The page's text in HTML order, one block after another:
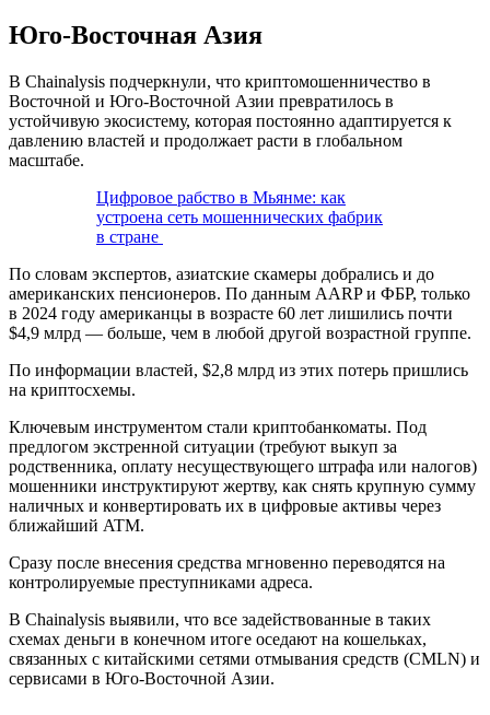
Юго-Восточная Азия
В Chainalysis подчеркнули, что криптомошенничество в
Восточной и Юго-Восточной Азии превратилось в
устойчивую экосистему, которая постоянно адаптируется к
давлению властей и продолжает расти в глобальном
масштабе.
Цифровое рабство в Мьянме: как
устроена сеть мошеннических фабрик
в стране
По словам экспертов, азиатские скамеры добрались и до
американских пенсионеров. По данным AARPи ФБР, только
в 2024 году американцы в возрасте 60 лет лишились почти
$4,9 млрд — больше, чем в любой другой возрастной группе.
По информации властей, $2,8 млрд из этих потерь пришлись
на криптосхемы.
Ключевым инструментом стали криптобанкоматы. Под
предлогом экстренной ситуации (требуют выкуп за
родственника, оплату несуществующего штрафа или налогов)
мошенники инструктируют жертву, как снять крупную сумму
наличных и конвертировать их в цифровые активы через
ближайший ATM.
Сразу после внесения средства мгновенно переводятся на
контролируемые преступниками адреса.
В Chainalysis выявили, что все задействованные в таких
схемах деньги в конечном итоге оседают на кошельках,
связанных с китайскими сетями отмывания средств (CMLN) и
сервисами в Юго-Восточной Азии.